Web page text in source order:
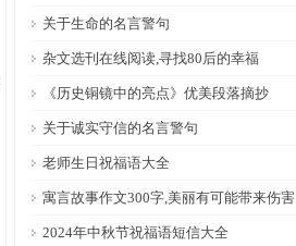
关于生命的名言警句
杂文选刊在线阅读,寻找80后的幸福
《历史铜镜中的亮点》优美段落摘抄
关于诚实守信的名言警句
老师生日祝福语大全
寓言故事作文300字,美丽有可能带来伤害
2024年中秋节祝福语短信大全